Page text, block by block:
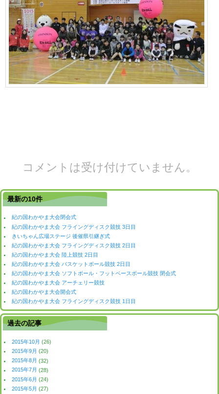
コメントは受け付けていません。
最新の10件
紀の国わかやま大会閉会式
紀の国わかやま大会 フライングディスク競技 3日目
きいちゃん広場ステージ 後催県引継ぎ式
紀の国わかやま大会 フライングディスク競技 2日目
紀の国わかやま大会 陸上競技 2日目
紀の国わかやま大会 バスケットボール競技 2日目
紀の国わかやま大会 ソフトボール・フットベースボール競技 閉会式
紀の国わかやま大会 アーチェリー競技
紀の国わかやま大会開会式
紀の国わかやま大会 フライングディスク競技 1日目
過去の記事
2015年10月 (26)
2015年9月 (20)
2015年8月 (32)
2015年7月 (28)
2015年6月 (24)
2015年5月 (27)